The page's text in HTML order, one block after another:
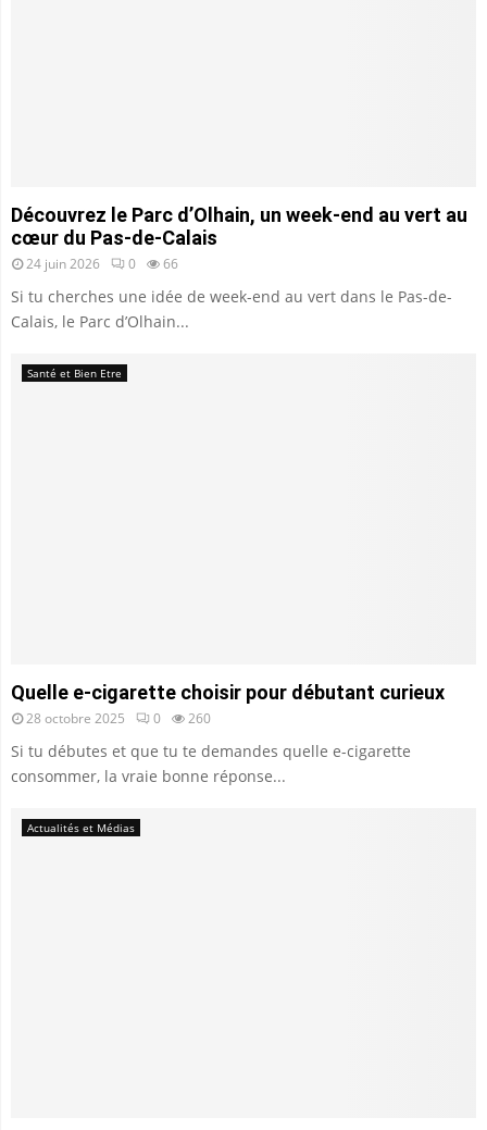
Découvrez le Parc d’Olhain, un week-end au vert au
cœur du Pas-de-Calais
24 juin 2026 0 66
Si tu cherches une idée de week-end au vert dans le Pas-de-
Calais, le Parc d’Olhain...
Santé et Bien Etre
Quelle e-cigarette choisir pour débutant curieux
28 octobre 2025 0 260
Si tu débutes et que tu te demandes quelle e-cigarette
consommer, la vraie bonne réponse...
Actualités et Médias